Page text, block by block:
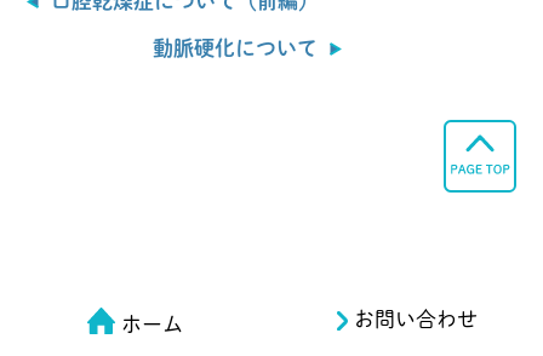
動脈硬化について
ホーム お問い合わせ